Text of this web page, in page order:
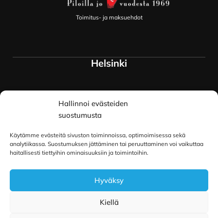
Hallinnoi evästeiden
suostumusta
Käytämme evästeitä sivuston toiminnoissa, optimoimisessa sekä
analytiikassa. Suostumuksen jättäminen tai peruuttaminen voi vaikuttaa
haitallisesti tiettyihin ominaisuuksiin ja toimintoihin.
Hyväksy
Kiellä
Toimitus- ja maksuehdot
Helsinki
Myymälä ja keskusvarasto
Siltavuorenranta 18
00170 Helsinki
Oulu
Kauppurienkatu 34
90100 Oulu